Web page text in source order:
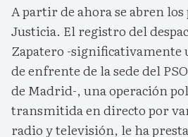
A partir de ahora se abren los
Justicia. El registro del
Zapatero -significativamente
de enfrente de la sede del
de Madrid-, una operación
transmitida en directo por
radio y televisión, le ha